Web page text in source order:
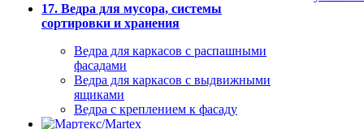
17. Ведра для мусора, системы
сортировки и хранения
Ведра для каркасов с распашными
фасадами
Ведра для каркасов с выдвижными
ящиками
Ведра с креплением к фасаду